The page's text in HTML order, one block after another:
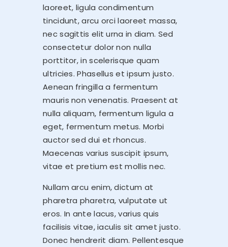
ACCOMPAGNEMENT
INDIVIDUEL
ACTIVITÉS DE GROUPE
CONTACT
AGENDA & NEWS
laoreet, ligula condimentum
tincidunt, arcu orci laoreet massa,
nec sagittis elit urna in diam. Sed
consectetur dolor non nulla
porttitor, in scelerisque quam
ultricies. Phasellus et ipsum justo.
Aenean fringilla a fermentum
mauris non venenatis. Praesent at
nulla aliquam, fermentum ligula a
eget, fermentum metus. Morbi
auctor sed dui et rhoncus.
Maecenas varius suscipit ipsum,
vitae et pretium est mollis nec.
Nullam arcu enim, dictum at
pharetra pharetra, vulputate ut
eros. In ante lacus, varius quis
facilisis vitae, iaculis sit amet justo.
Donec hendrerit diam. Pellentesque